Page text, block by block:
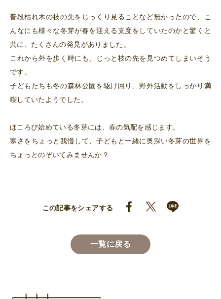
普段枯れ木の枝の先をじっくり見ることなど無かったので、こ
んなにも様々な冬芽が春を迎える支度をしていたのかと驚くと
共に、たくさんの発見がありました。
これから外を歩く時にも、じっと枝の先を見つめてしまいそう
です。
子どもたちも冬の森林公園を駆け回り、野外活動をしっかり満
喫していたようでした。
ほころび始めている冬芽には、春の気配を感じます。
寒さをちょっと我慢して、子どもと一緒に奥深い冬芽の世界を
ちょっとのぞいてみませんか？
この記事をシェアする
一覧に戻る